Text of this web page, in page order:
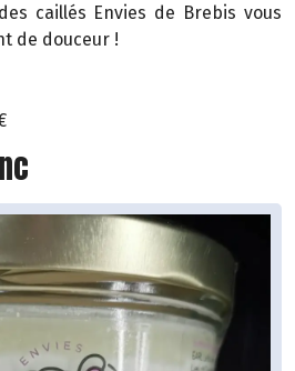
caillés Envies de Brebis vous
de douceur !